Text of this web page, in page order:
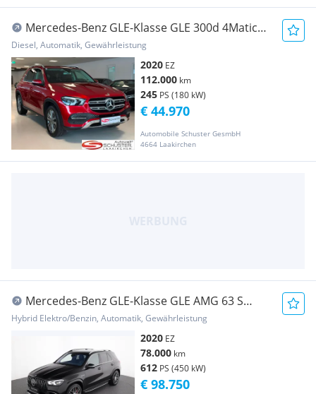
Mercedes-Benz GLE-Klasse GLE 300d 4Matic
*AHK*360GRAD*DESIGNO
Diesel, Automatik, Gewährleistung
2020 EZ
112.000 km
245 PS (180 kW)
Automobile Schuster GesmbH
4664 Laakirchen
€ 44.970
Mercedes-Benz GLE-Klasse GLE AMG 63 S
4Matic+ Aut.
Hybrid Elektro/Benzin, Automatik, Gewährleistung
2020 EZ
78.000 km
612 PS (450 kW)
€ 98.750